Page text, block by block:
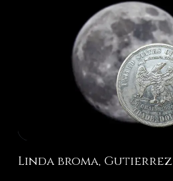
Linda broma, Gutierrez